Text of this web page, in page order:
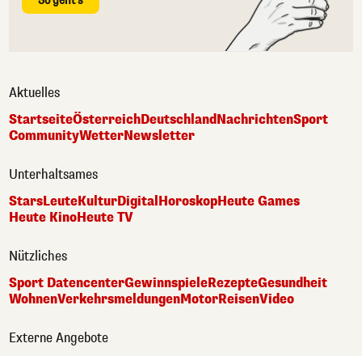
Aktuelles
StartseiteÖsterreichDeutschlandNachrichtenSport
CommunityWetterNewsletter
Unterhaltsames
StarsLeuteKulturDigitalHoroskopHeute Games
Heute KinoHeute TV
Nützliches
Sport DatencenterGewinnspieleRezepteGesundheit
WohnenVerkehrsmeldungenMotorReisenVideo
Externe Angebote